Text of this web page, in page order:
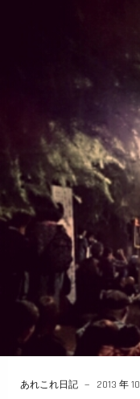
あれこれ日記 2013 年